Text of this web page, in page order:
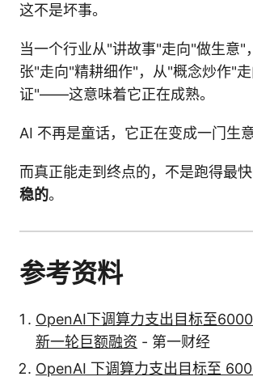
这不是坏事。
当一个行业从"讲故事"走向"做生意"
张"走向"精耕细作"，从"概念炒作"
证"——这意味着它正在成熟。
AI 不再是童话，它正在变成一门生意
而真正能走到终点的，不是跑得最
稳的。
参考资料
OpenAI下调算力支出目标至
新一轮巨额融资 - 第一财经
OpenAI 下调算力支出目标至